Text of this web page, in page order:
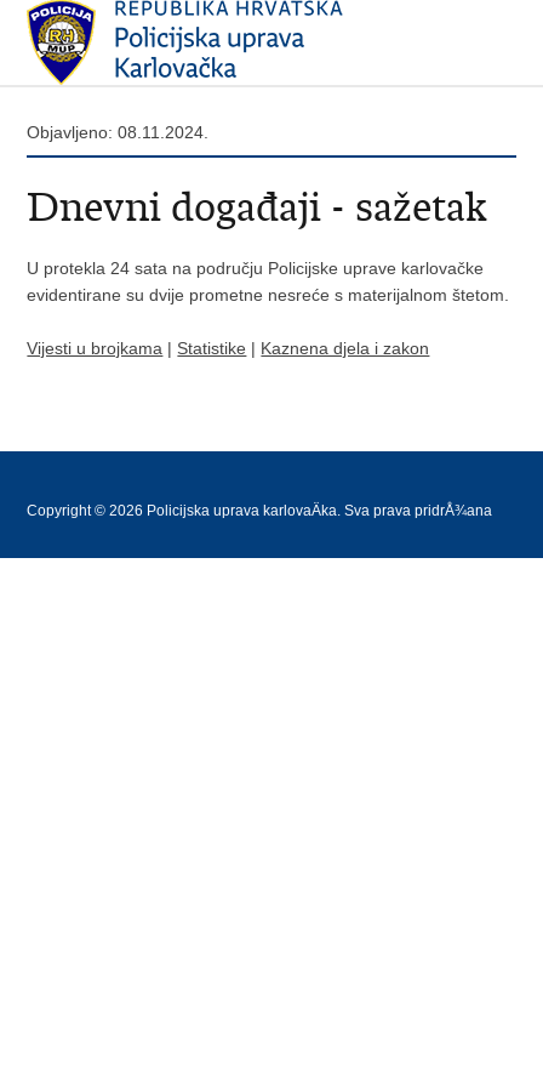
Objavljeno: 08.11.2024.
Dnevni događaji - sažetak
U protekla 24 sata na području Policijske uprave karlovačke
evidentirane su dvije prometne nesreće s materijalnom štetom.
Vijesti u brojkama | Statistike | Kaznena djela i zakon
Copyright © 2026 Policijska uprava karlovaÄka. Sva prava pridrÅ¾ana